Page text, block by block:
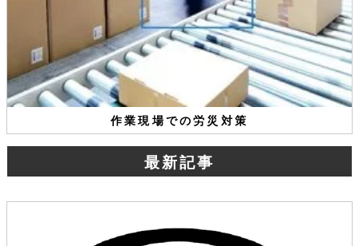
作業現場での労災対策
最新記事